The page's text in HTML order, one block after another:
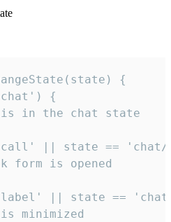
{
{
in the chat state
|| state ==
form is opened
|| state ==
minimized